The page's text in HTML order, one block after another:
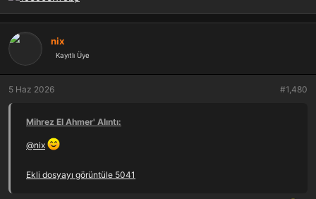
nix
Kayıtlı Üye
5 Haz 2026 #1,480
Mihrez El Ahmer' Alıntı:
@nix
Ekli dosyayı görüntüle 5041